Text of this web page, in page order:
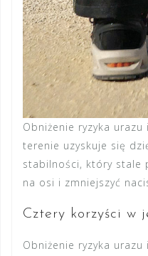
Obniżenie ryzyka
terenie uzyskuje się
stabilności, który stale
na osi i zmniejszyć
Cztery korzyści w
Obniżenie ryzyka